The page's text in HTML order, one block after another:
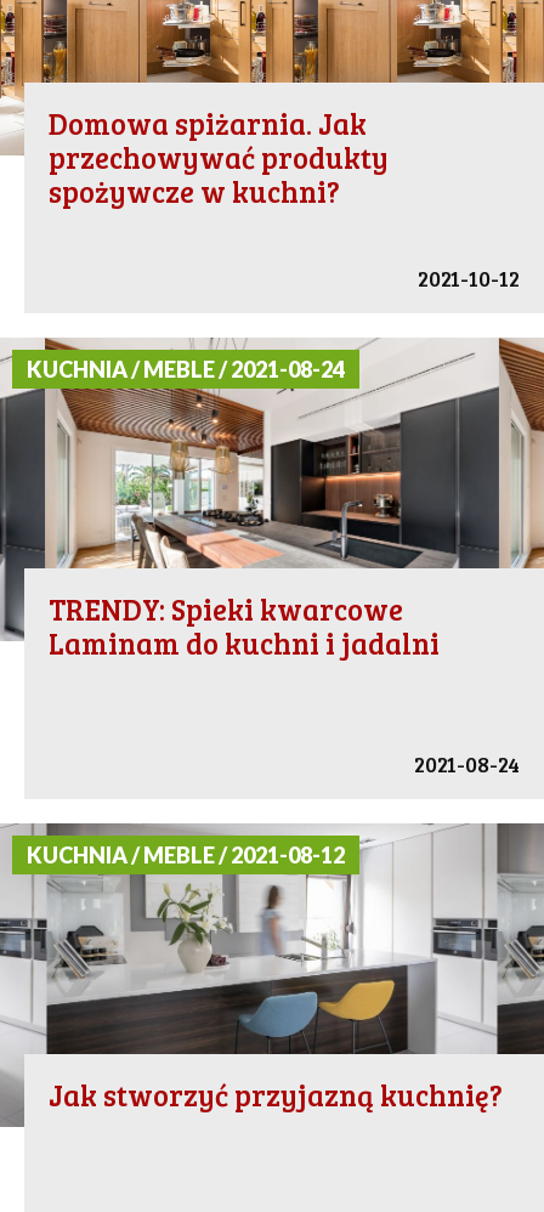
Domowa spiżarnia. Jak
przechowywać produkty
spożywcze w kuchni?
2021-10-12
KUCHNIA / MEBLE / 2021-08-24
TRENDY: Spieki kwarcowe
Laminam do kuchni i jadalni
2021-08-24
KUCHNIA / MEBLE / 2021-08-12
Jak stworzyć przyjazną kuchnię?